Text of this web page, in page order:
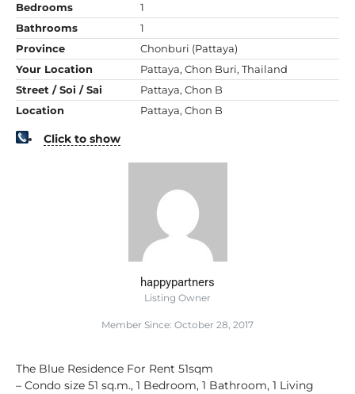
Bedrooms
1
Bathrooms
1
Province
Chonburi (Pattaya)
Your Location
Pattaya, Chon Buri, Thailand
Street / Soi / Sai
Pattaya, Chon B
Location
Pattaya, Chon B
Click to show
happypartners
Listing Owner
Member Since: October 28, 2017
The Blue Residence For Rent 51sqm
– Condo size 51 sq.m., 1 Bedroom, 1 Bathroom, 1 Living